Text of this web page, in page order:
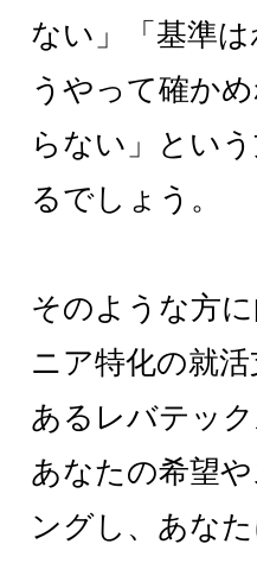
ない」「基準
うやって確か
らない」とい
るでしょう。
そのような方
ニア特化の就
あるレバテック
あなたの希望
ングし、あな